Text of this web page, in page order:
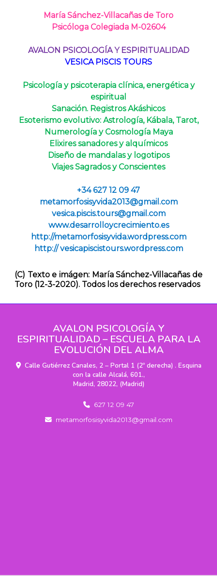
María Sánchez-Villacañas de Toro
Psicóloga Colegiada M-02604
AVALON PSICOLOGÍA Y ESPIRITUALIDAD
VESICA PISCIS TOURS
Psicología y psicoterapia clínica, energética y
espiritual
Sanación. Registros Akáshicos
Esoterismo evolutivo: Astrología, Kábala, Tarot,
Numerología y Cosmología Maya
Elixires sanadores y alquímicos
Diseño de mandalas y logotipos
Viajes Sagrados y Conscientes
+34 627 12 09 47
metamorfosisyvida2013
gmail.com
vesica.piscis.tours@gmail.com
www.desarrolloycrecimiento.es
http://metamorfosisyvida.wordpress.com
http:// vesicapiscistours.wordpress.com
(C) Texto e imágen: María Sánchez-Villacañas de
Toro (12-3-2020). Todos los derechos reservados
AVALON PSICOLOGÍA Y
ESPIRITUALIDAD – ESCUELA PARA LA
EVOLUCIÓN DEL ALMA
Calle Gutiérrez Canales, 2 – Portal 1 (2º derecha) . Esquina
con la calle Alcalá, 601.,
Madrid, 28022, (Madrid)
627 12 09 47
metamorfosisyvida2013
gmail.com